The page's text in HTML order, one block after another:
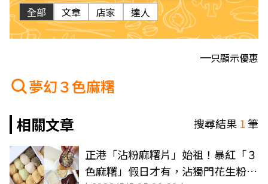
全部 文章 店家 達人
只顯示優惠
夢幻３色麻糬
相關文章
搜尋結果 1筆
正港「沾粉麻糬片」始祖！暴紅「３
色麻糬」假日才有，沾獨門花生粉一